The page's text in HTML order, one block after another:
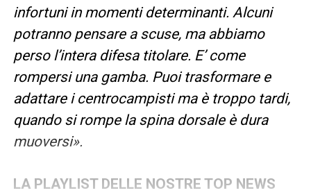
infortuni in momenti determinanti. Alcuni
potranno pensare a scuse, ma abbiamo
perso l’intera difesa titolare. E’ come
rompersi una gamba. Puoi trasformare e
adattare i centrocampisti ma è troppo tardi,
quando si rompe la spina dorsale è dura
muoversi».
LA PLAYLIST DELLE NOSTRE TOP NEWS